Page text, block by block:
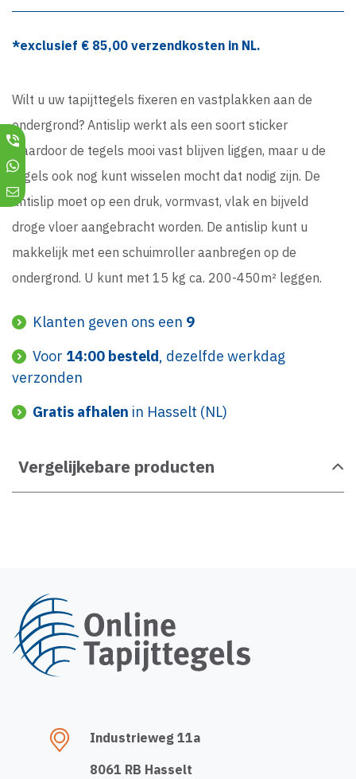
*exclusief € 85,00 verzendkosten in NL.
Wilt u uw tapijttegels fixeren en vastplakken aan de
ondergrond? Antislip werkt als een soort sticker
waardoor de tegels mooi vast blijven liggen, maar u de
tegels ook nog kunt wisselen mocht dat nodig zijn. De
antislip moet op een druk, vormvast, vlak en bijveld
droge vloer aangebracht worden. De antislip kunt u
makkelijk met een schuimroller aanbregen op de
ondergrond. U kunt met 15 kg ca. 200-450m² leggen.
Klanten geven ons een 9
Voor 14:00 besteld, dezelfde werkdag
verzonden
Gratis afhalen in Hasselt (NL)
Vergelijkebare producten
Industrieweg 11a
8061 RB Hasselt